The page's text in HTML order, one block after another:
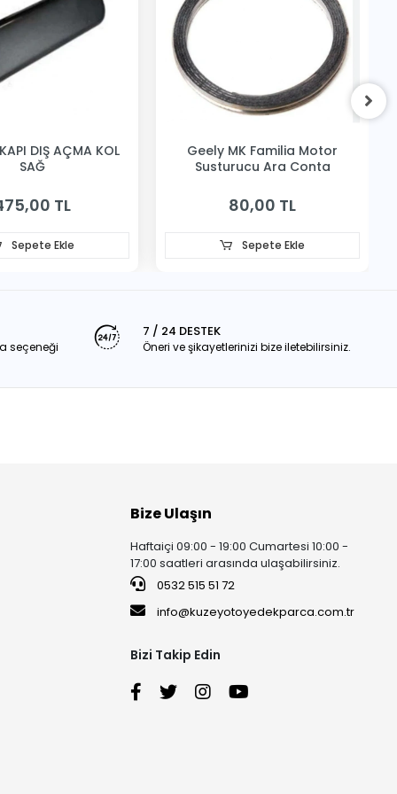
DIŞ AÇMA KOL
SAĞ
TL
Sepete Ekle
Geely MK Familia Motor
Susturucu Ara Conta
80,00 TL
Sepete Ekle
seçeneği
7 / 24 DESTEK
Öneri ve şikayetlerinizi bize iletebilirsiniz.
Bize Ulaşın
Haftaiçi 09:00 - 19:00 Cumartesi 10:00 -
17:00 saatleri arasında ulaşabilirsiniz.
0532 515 51 72
info@kuzeyotoyedekparca.com.tr
Bizi Takip Edin